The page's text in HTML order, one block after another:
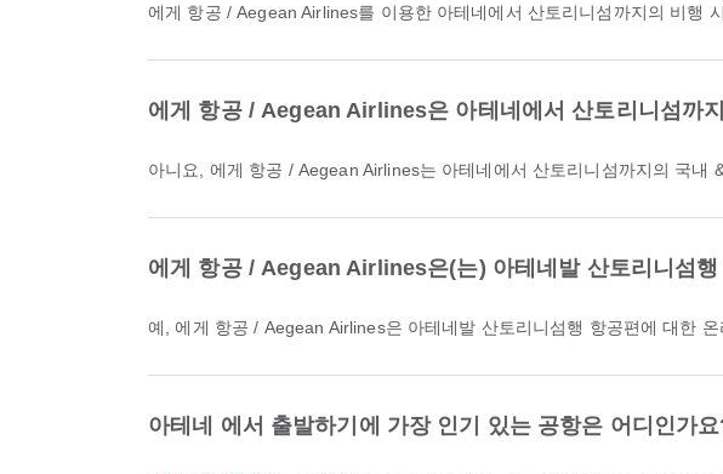
에게 항공 / Aegean Airlines를 이용한 아테네에서 산토리니섬까지의 비행
에게 항공 / Aegean Airlines은 아테네에서 산토리니섬까
아니요, 에게 항공 / Aegean Airlines는 아테네에서 산토리니섬까지의 국
에게 항공 / Aegean Airlines은(는) 아테네발 산토리니섬
예, 에게 항공 / Aegean Airlines은 아테네발 산토리니섬행 항공편에 대
아테네 에서 출발하기에 가장 인기 있는 공항은 어디인가